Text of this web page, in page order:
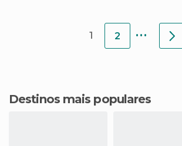
1 2 ...
Destinos mais populares